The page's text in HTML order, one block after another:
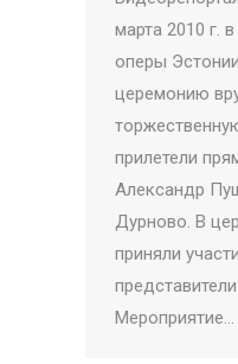
марта 2010 г.
оперы
церемонию
прилетели
Александр
Дурново. В
приняли
Мероприятие…